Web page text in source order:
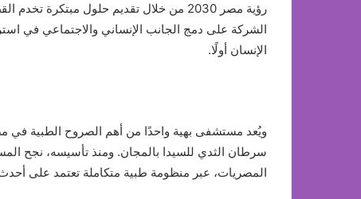
رؤية مصر 2030 من خلال تقديم حلول
الشركة على دمج الجانب الإنساني والاجتماعي في
الإنسان أولًا.
ويُعد مستشفى بهية واحدًا من أهم الصروح الطبية
سرطان الثدي للسيدا بالمجان. ومنذ تأسيسه، نجح
المصريات، عبر منظومة طبية متكاملة تعتمد على